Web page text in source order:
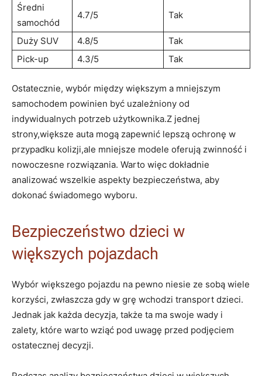
Średni
‍samochód
4.7/5 Tak
Duży SUV 4.8/5
Tak
Pick-up
4.3/5 Tak
Ostatecznie, wybór między większym a ‍mniejszym
samochodem⁤ powinien ⁢być​ uzależniony ​od
indywidualnych potrzeb⁣ użytkownika.Z ​jednej
strony,większe‌ auta mogą zapewnić⁤ lepszą​ ochronę⁣ w
przypadku kolizji,ale mniejsze modele⁢ oferują ‌zwinność i
⁢nowoczesne⁢ rozwiązania. Warto więc dokładnie
analizować wszelkie aspekty ​bezpieczeństwa, aby​
dokonać świadomego ‌wyboru.
Bezpieczeństwo dzieci w
większych⁣ pojazdach
Wybór większego pojazdu na pewno niesie ze sobą⁢ wiele
⁤korzyści, zwłaszcza‌ gdy w grę wchodzi transport dzieci.
Jednak​ jak każda decyzja, także ta ma swoje ⁣wady i
zalety, które ⁢warto ​wziąć pod uwagę przed podjęciem
ostatecznej⁣ decyzji.